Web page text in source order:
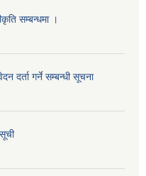
सम्बन्धमा ।
दर्ता गर्ने सम्बन्धी सूचना